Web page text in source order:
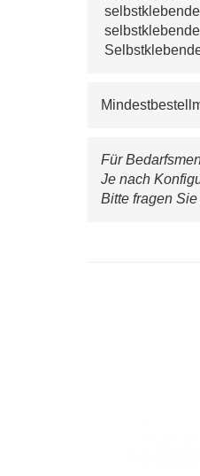
selbstklebende
Für
Je nach
Bitte fragen